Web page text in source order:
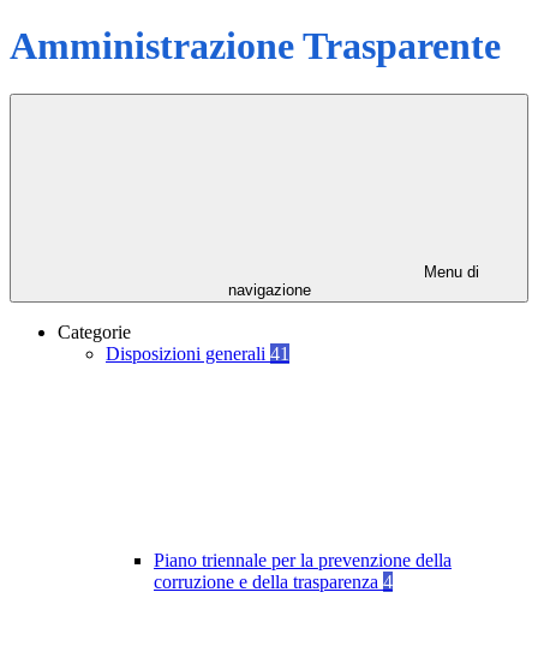
Amministrazione Trasparente
Menu di
navigazione
Categorie
Disposizioni generali 41
Piano triennale per la prevenzione della
corruzione e della trasparenza 4